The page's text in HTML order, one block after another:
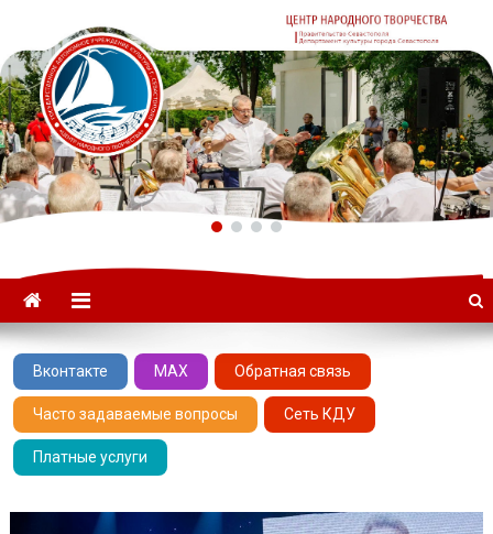
ГАУК «ЦНТ» –
Севастопольский Центр
народного творчества
Вконтакте MAX Обратная связь
Часто задаваемые вопросы Сеть КДУ
Платные услуги